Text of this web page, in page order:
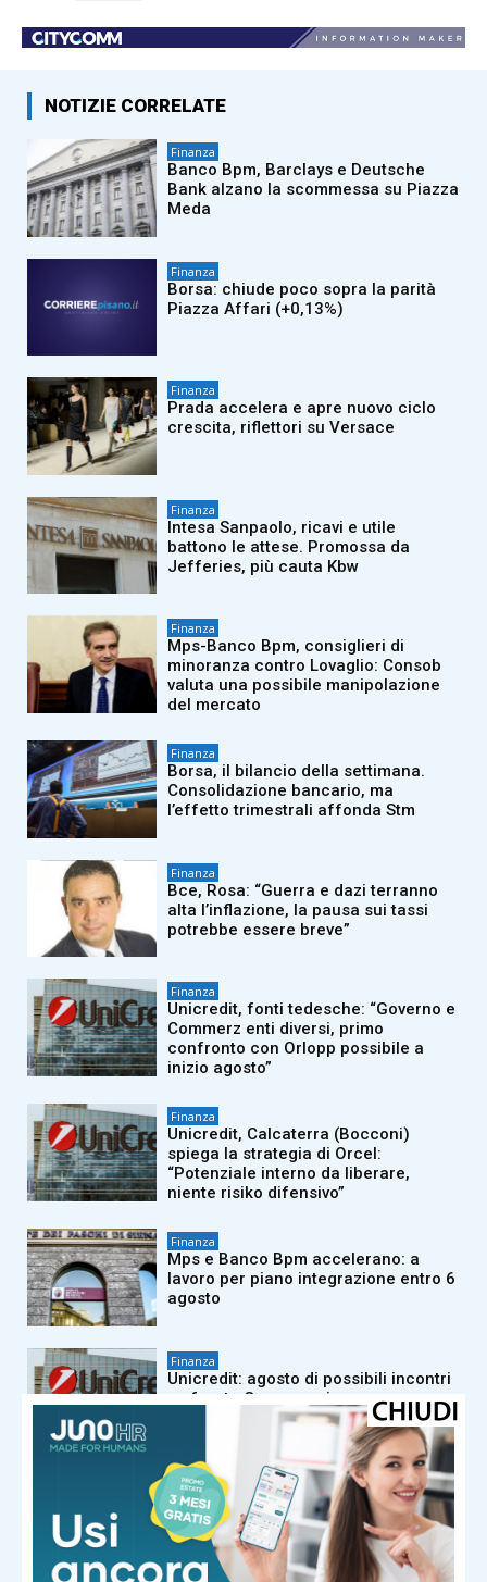
NOTIZIE CORRELATE
Finanza
Banco Bpm, Barclays e Deutsche
Bank alzano la scommessa su Piazza
Meda
Finanza
Borsa: chiude poco sopra la parità
Piazza Affari (+0,13%)
Finanza
Prada accelera e apre nuovo ciclo
crescita, riflettori su Versace
Finanza
Intesa Sanpaolo, ricavi e utile
battono le attese. Promossa da
Jefferies, più cauta Kbw
Finanza
Mps-Banco Bpm, consiglieri di
minoranza contro Lovaglio: Consob
valuta una possibile manipolazione
del mercato
Finanza
Borsa, il bilancio della settimana.
Consolidazione bancario, ma
l’effetto trimestrali affonda Stm
Finanza
Bce, Rosa: “Guerra e dazi terranno
alta l’inflazione, la pausa sui tassi
potrebbe essere breve”
Finanza
Unicredit, fonti tedesche: “Governo e
Commerz enti diversi, primo
confronto con Orlopp possibile a
inizio agosto”
Finanza
Unicredit, Calcaterra (Bocconi)
spiega la strategia di Orcel:
“Potenziale interno da liberare,
niente risiko difensivo”
Finanza
Mps e Banco Bpm accelerano: a
lavoro per piano integrazione entro 6
agosto
Finanza
Unicredit: agosto di possibili incontri
su fronte Commerz, in corso
valutazioni su M&A domestico
Finanza
Bce: David (Candriam), ‘Eurozona
debole, rischio recessione’